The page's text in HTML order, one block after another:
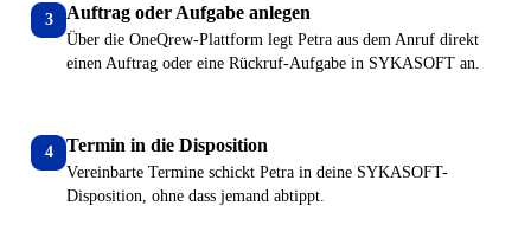
3 Auftrag oder Aufgabe anlegen
Über die OneQrew-Plattform legt Petra aus dem Anruf direkt
einen Auftrag oder eine Rückruf-Aufgabe in SYKASOFT an.
4 Termin in die Disposition
Vereinbarte Termine schickt Petra in deine SYKASOFT-
Disposition, ohne dass jemand abtippt.